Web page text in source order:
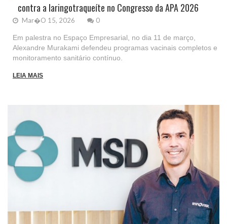
contra a laringotraqueíte no Congresso da APA 2026
Mar�o 15, 2026 0
Em palestra no Espaço Empresarial, no dia 11 de março,
Alexandre Murakami defendeu programas vacinais completos e
monitoramento sanitário contínuo.
LEIA MAIS